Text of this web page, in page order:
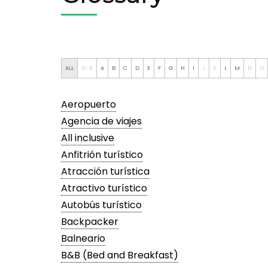
ALL 0-9 A B C D E F G H I J K L M N O
Aeropuerto
Agencia de viajes
All inclusive
Anfitrión turístico
Atracción turística
Atractivo turístico
Autobús turístico
Backpacker
Balneario
B&B (Bed and Breakfast)